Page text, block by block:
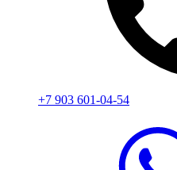
+7 903 601-04-54